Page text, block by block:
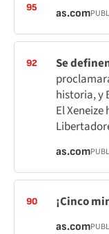
95 as.com
92 Se
historia, y
El
as.com
90 ¡Cinco
as.com